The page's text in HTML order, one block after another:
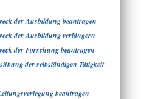
der Ausbildung beantragen
der Ausbildung verlängern
der Forschung beantragen
der selbständigen Tätigkeit
beantragen